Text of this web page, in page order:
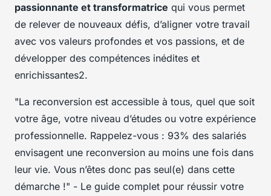
passionnante et transformatrice qui vous permet
de relever de nouveaux défis, d’aligner votre travail
avec vos valeurs profondes et vos passions, et de
développer des compétences inédites et
enrichissantes2.
"La reconversion est accessible à tous, quel que soit
votre âge, votre niveau d’études ou votre expérience
professionnelle. Rappelez-vous : 93% des salariés
envisagent une reconversion au moins une fois dans
leur vie. Vous n’êtes donc pas seul(e) dans cette
démarche !" - Le guide complet pour réussir votre